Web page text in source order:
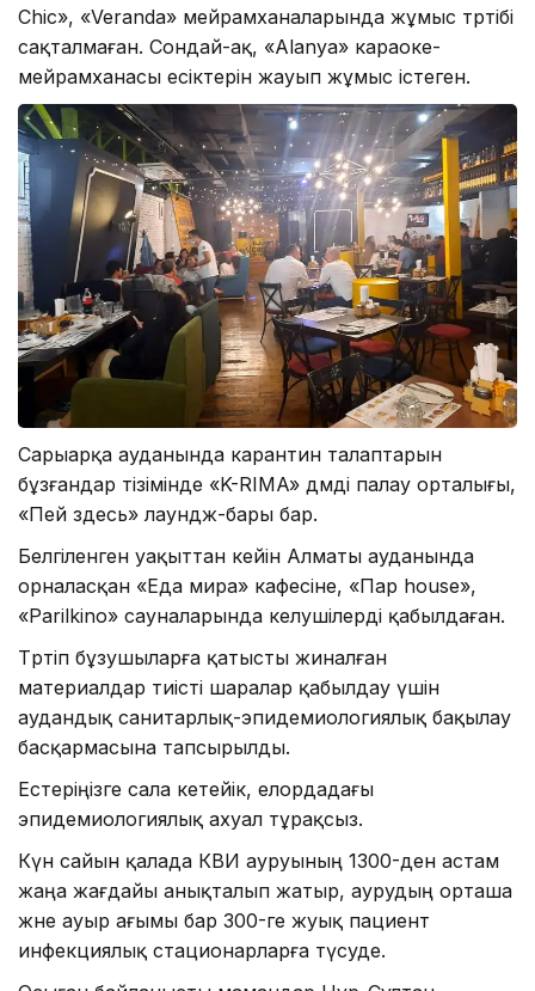
Chic», «Veranda» мейрамханаларында жұмыс тәртібі
сақталмаған. Сондай-ақ, «Аlanya» караоке-
мейрамханасы есіктерін жауып жұмыс істеген.
Сарыарқа ауданында карантин талаптарын
бұзғандар тізімінде «K-RIMA» дәмді палау орталығы,
«Пей здесь» лаундж-бары бар.
Белгіленген уақыттан кейін Алматы ауданында
орналасқан «Еда мира» кафесіне, «Пар house»,
«Parilkino» сауналарында келушілерді қабылдаған.
Тәртіп бұзушыларға қатысты жиналған
материалдар тиісті шаралар қабылдау үшін
аудандық санитарлық-эпидемиологиялық бақылау
басқармасына тапсырылды.
Естеріңізге сала кетейік, елордадағы
эпидемиологиялық ахуал тұрақсыз.
Күн сайын қалада КВИ ауруының 1300-ден астам
жаңа жағдайы анықталып жатыр, аурудың орташа
және ауыр ағымы бар 300-ге жуық пациент
инфекциялық стационарларға түсуде.